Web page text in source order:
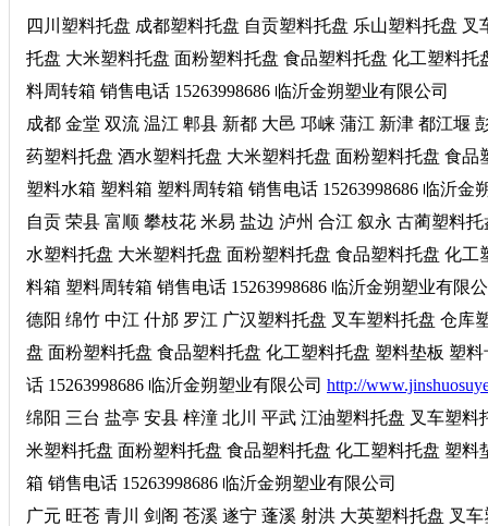
四川塑料托盘 成都塑料托盘 自贡塑料托盘 乐山塑料托盘
托盘 大米塑料托盘 面粉塑料托盘 食品塑料托盘 化工塑料
料周转箱 销售电话 15263998686 临沂金朔塑业有限公司
成都 金堂 双流 温江 郫县 新都 大邑 邛崃 蒲江 新津 都江堰
药塑料托盘 酒水塑料托盘 大米塑料托盘 面粉塑料托盘 食
塑料水箱 塑料箱 塑料周转箱 销售电话 15263998686 临沂金
自贡 荣县 富顺 攀枝花 米易 盐边 泸州 合江 叙永 古蔺塑料
水塑料托盘 大米塑料托盘 面粉塑料托盘 食品塑料托盘 化
料箱 塑料周转箱 销售电话 15263998686 临沂金朔塑业有限
德阳 绵竹 中江 什邡 罗江 广汉塑料托盘 叉车塑料托盘 仓
盘 面粉塑料托盘 食品塑料托盘 化工塑料托盘 塑料垫板 塑
话 15263998686 临沂金朔塑业有限公司 http://
绵阳 三台 盐亭 安县 梓潼 北川 平武 江油塑料托盘 叉车塑
米塑料托盘 面粉塑料托盘 食品塑料托盘 化工塑料托盘 塑
箱 销售电话 15263998686 临沂金朔塑业有限公司
广元 旺苍 青川 剑阁 苍溪 遂宁 蓬溪 射洪 大英塑料托盘 叉